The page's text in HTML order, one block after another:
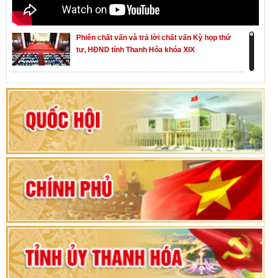
Phiên chất vấn và trả lời chất vấn Kỳ họp thứ
tư, HĐND tỉnh Thanh Hóa khóa XIX
Khai mạc kỳ họp thứ Nhất, Quốc hội khóa XVI
Hướng dẫn quy trình bỏ phiếu bầu cử ĐBQH
khoá XVI và đại biểu HĐND các cấp nhiệm kỳ
2026-2031
80 năm Quốc hội Việt Nam: vì lợi ích Nhân dân,
vì sự phát triển của đất nước
Bộ Chính trị duyệt nội dung Đại hội đại biểu
Đảng bộ tỉnh Thanh Hóa lần thứ XX, nhiệm kỳ
2025 - 2030
Đại hội đại biểu Đảng bộ xã Yên Thọ lần thứ I,